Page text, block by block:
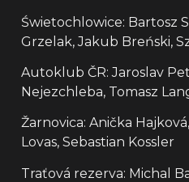
Świetochlowice: Bartosz
Grzelak, Jakub Breński,
Autoklub ČR: Jaroslav
Nejezchleba, Tomasz
Žarnovica: Anička
Lovas, Sebastian Kossler
Traťová rezerva: Michal